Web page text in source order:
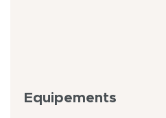
Equipements